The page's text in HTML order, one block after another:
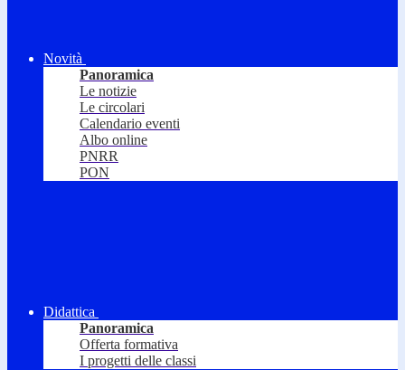
Novità
Panoramica
Le notizie
Le circolari
Calendario eventi
Albo online
PNRR
PON
Didattica
Panoramica
Offerta formativa
I progetti delle classi